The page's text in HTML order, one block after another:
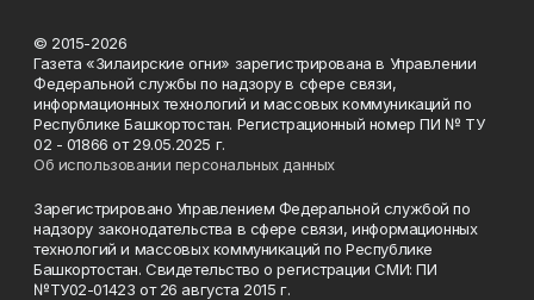
© 2015-2026
Газета «Зилаирские огни» зарегистрирована в Управлении
Федеральной службы по надзору в сфере связи,
информационных технологий и массовых коммуникаций по
Республике Башкортостан. Регистрационный номер ПИ № ТУ
02 - 01866 от 29.05.2025 г.
Об использовании персональных данных
Зарегистрировано Управлением Федеральной службой по
надзору законодательства в сфере связи, информационных
технологий и массовых коммуникаций по Республике
Башкортостан. Свидетельство о регистрации СМИ: ПИ
№ТУ02-01423 от 26 августа 2015 г.